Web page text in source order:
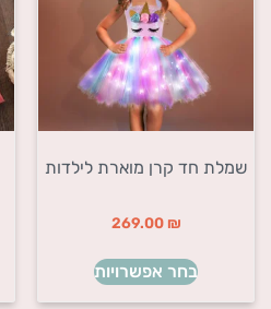
שמלת חד קרן מוארת לילדות
269.00 ₪
בחר אפשרויות